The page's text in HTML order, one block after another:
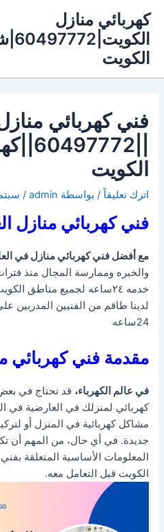
المحتوى
كهربائي منازل
الكويت
فني كهربائي
الكويت
اترك تعليقاً / بواسطة admin
/ سبتمبر
فني كهربائي منازل
مع أفضل فني كهربائي منازل في
والخبره وممارسة المجال منذ
خدمه ٢٤ساعه لجميع مناطق
لدينا طاقم من الفنيين
24ساعه
مقدمة فني كهربائي
في عالم الكهرباء، قد تحتاج في
كهربائي لمنزلك في العارضية في
مشاكل كهربائية في المنزل أو
جديدة. في أي حال، من المهم أن
المعلومات الأساسية المتعلقة
الكويت قبل التعامل معه.